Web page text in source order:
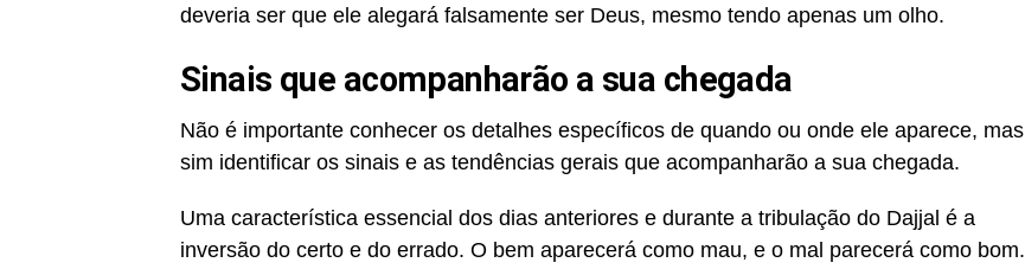
deveria ser que ele alegará falsamente ser Deus, mesmo tendo apenas um olho.
Sinais que acompanharão a sua chegada
Não é importante conhecer os detalhes específicos de quando ou onde ele aparece, mas
sim identificar os sinais e as tendências gerais que acompanharão a sua chegada.
Uma característica essencial dos dias anteriores e durante a tribulação do Dajjal é a
inversão do certo e do errado. O bem aparecerá como mau, e o mal parecerá como bom.